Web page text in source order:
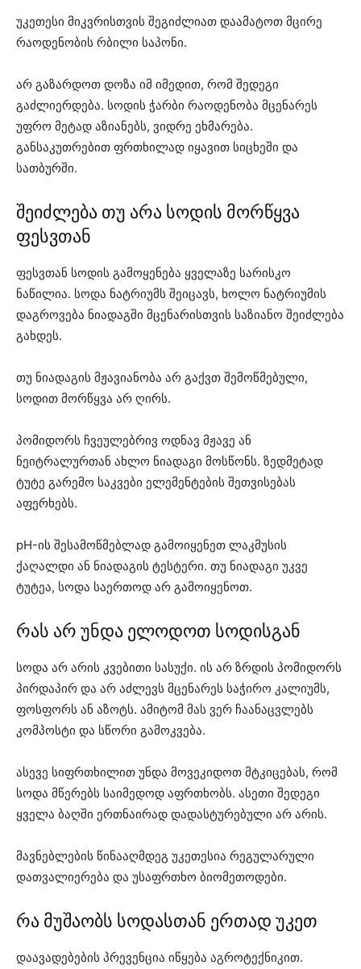
უკეთესი მიკვრისთვის შეგიძლიათ დაამატოთ მცირე
რაოდენობის რბილი საპონი.
არ გაზარდოთ დოზა იმ იმედით, რომ შედეგი
გაძლიერდება. სოდის ჭარბი რაოდენობა მცენარეს
უფრო მეტად აზიანებს, ვიდრე ეხმარება.
განსაკუთრებით ფრთხილად იყავით სიცხეში და
სათბურში.
შეიძლება თუ არა სოდის მორწყვა
ფესვთან
ფესვთან სოდის გამოყენება ყველაზე სარისკო
ნაწილია. სოდა ნატრიუმს შეიცავს, ხოლო ნატრიუმის
დაგროვება ნიადაგში მცენარისთვის საზიანო შეიძლება
გახდეს.
თუ ნიადაგის მჟავიანობა არ გაქვთ შემოწმებული,
სოდით მორწყვა არ ღირს.
პომიდორს ჩვეულებრივ ოდნავ მჟავე ან
ნეიტრალურთან ახლო ნიადაგი მოსწონს. ზედმეტად
ტუტე გარემო საკვები ელემენტების შეთვისებას
აფერხებს.
pH-ის შესამოწმებლად გამოიყენეთ ლაკმუსის
ქაღალდი ან ნიადაგის ტესტერი. თუ ნიადაგი უკვე
ტუტეა, სოდა საერთოდ არ გამოიყენოთ.
რას არ უნდა ელოდოთ სოდისგან
სოდა არ არის კვებითი სასუქი. ის არ ზრდის პომიდორს
პირდაპირ და არ აძლევს მცენარეს საჭირო კალიუმს,
ფოსფორს ან აზოტს. ამიტომ მას ვერ ჩაანაცვლებს
კომპოსტი და სწორი გამოკვება.
ასევე სიფრთხილით უნდა მოვეკიდოთ მტკიცებას, რომ
სოდა მწერებს საიმედოდ აფრთხობს. ასეთი შედეგი
ყველა ბაღში ერთნაირად დადასტურებული არ არის.
მავნებლების წინააღმდეგ უკეთესია რეგულარული
დათვალიერება და უსაფრთხო ბიომეთოდები.
რა მუშაობს სოდასთან ერთად უკეთ
დაავადებების პრევენცია იწყება აგროტექნიკით.